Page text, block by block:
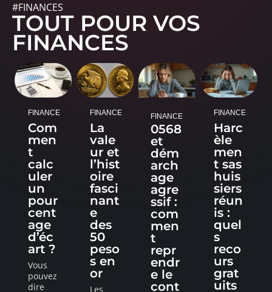
#FINANCES
TOUT POUR VOS
FINANCES
FINANCE
Com
men
t
calc
uler
un
pour
cent
age
d’éc
art ?
Vous
pouvez
dire
FINANCE
La
vale
ur et
l’hist
oire
fasci
nant
e
des
50
peso
s en
or
Les
FINANCE
0568
et
dém
arch
age
agre
ssif :
com
men
t
repr
endr
e le
cont
FINANCE
Harc
èle
men
t sas
huis
siers
réun
is :
quel
s
reco
urs
grat
uits